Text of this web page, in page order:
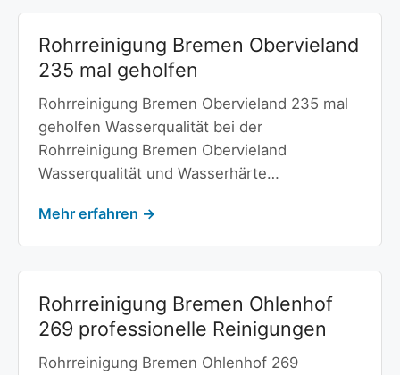
Rohrreinigung Bremen Obervieland
235 mal geholfen
Rohrreinigung Bremen Obervieland 235 mal
geholfen Wasserqualität bei der
Rohrreinigung Bremen Obervieland
Wasserqualität und Wasserhärte…
Mehr erfahren →
Rohrreinigung Bremen Ohlenhof
269 professionelle Reinigungen
Rohrreinigung Bremen Ohlenhof 269